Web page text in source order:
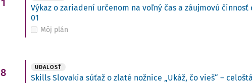
1
Výkaz o zariadení určenom na voľný čas a záujmovú činnosť
01
Môj plán
8 UDALOSŤ
Skills Slovakia súťaž o zlaté nožnice „Ukáž, čo vieš“ –